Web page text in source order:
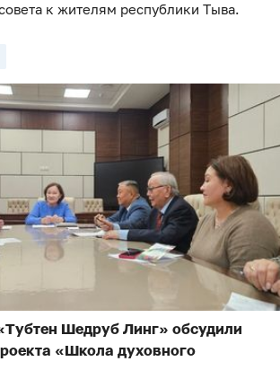
к жителям республики Тыва.
Шедруб Линг» обсудили
«Школа духовного